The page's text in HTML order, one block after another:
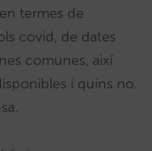
termes de
covid, de dates
comunes, així
i quins no.